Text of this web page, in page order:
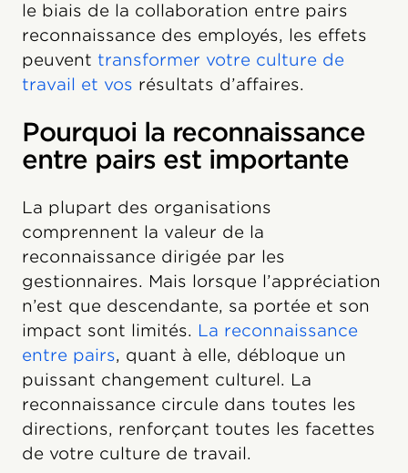
le biais de la collaboration entre pairs
reconnaissance des employés, les effets
peuvent transformer votre culture de
travail et vos résultats d’affaires.
Pourquoi la reconnaissance
entre pairs est importante
La plupart des organisations
comprennent la valeur de la
reconnaissance dirigée par les
gestionnaires. Mais lorsque l’appréciation
n’est que descendante, sa portée et son
impact sont limités. La reconnaissance
entre pairs, quant à elle, débloque un
puissant changement culturel. La
reconnaissance circule dans toutes les
directions, renforçant toutes les facettes
de votre culture de travail.